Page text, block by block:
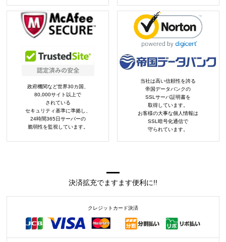
政府機関など世界30カ国、
80,000サイト以上で
されている
セキュリティ基準に準拠し、
24時間365日サーバーの
脆弱性を監視しています。
当社は高い信頼性を誇る
帝国データバンクの
SSLサーバ証明書を
取得しています。
お客様の大事な個人情報は
SSL暗号化通信で
守られています。
決済拡充でますます便利に!!
クレジットカード決済